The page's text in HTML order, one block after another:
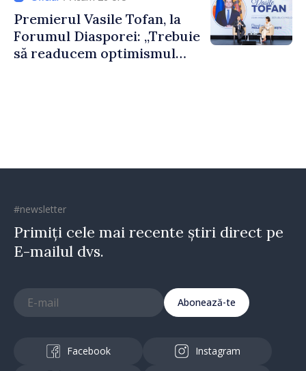
construi comunități mai
puternice”
Premierul Vasile Tofan, la
Forumul Diasporei: „Trebuie
să readucem optimismul
#newsletter
Primiți cele mai recente știri direct pe
E-mailul dvs.
Abonează-te
Facebook Instagram